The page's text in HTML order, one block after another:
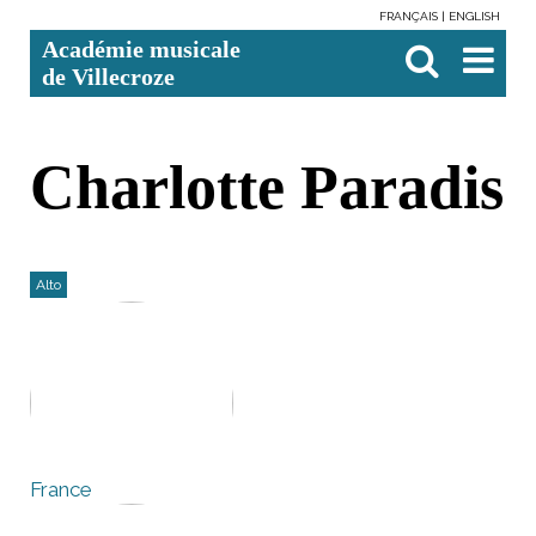
contenu.
Aller
à
personnels
FRANÇAIS ENGLISH
Académie musicale
de Villecroze

avancée…
Charlotte Paradis
Alto
France